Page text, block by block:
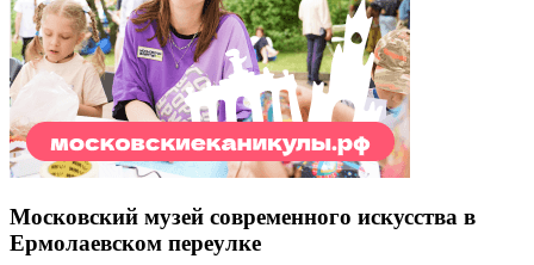
Московский музей современного искусства в
Ермолаевском переулке